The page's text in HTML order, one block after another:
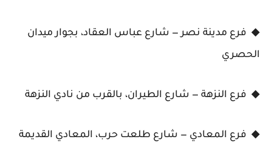
◆ فرع مدينة نصر — شارع عباس العقاد، بجوار ميدان
الحصري
◆ فرع النزهة — شارع الطيران، بالقرب من نادي النزهة
◆ فرع المعادي — شارع طلعت حرب، المعادي القديمة